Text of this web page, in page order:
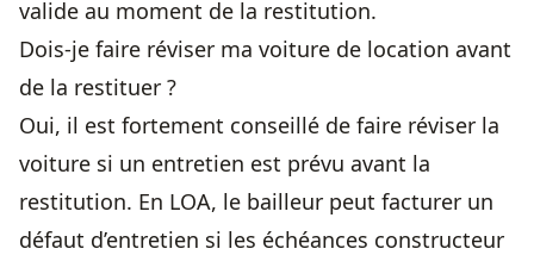
valide au moment de la restitution.
Dois-je faire réviser ma voiture de location avant
de la restituer ?
Oui, il est fortement conseillé de faire réviser la
voiture si un entretien est prévu avant la
restitution. En LOA, le bailleur peut facturer un
défaut d’entretien si les échéances constructeur